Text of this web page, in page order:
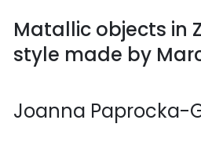
Matallic objects in
style made by
Joanna Paprocka-